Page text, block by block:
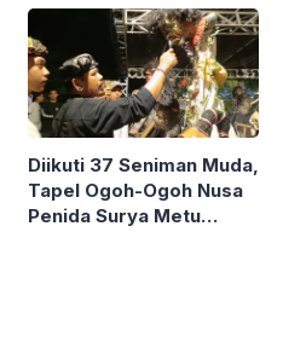
Baru
Diikuti 37 Seniman Muda,
Tapel Ogoh-Ogoh Nusa
Penida Surya Metu